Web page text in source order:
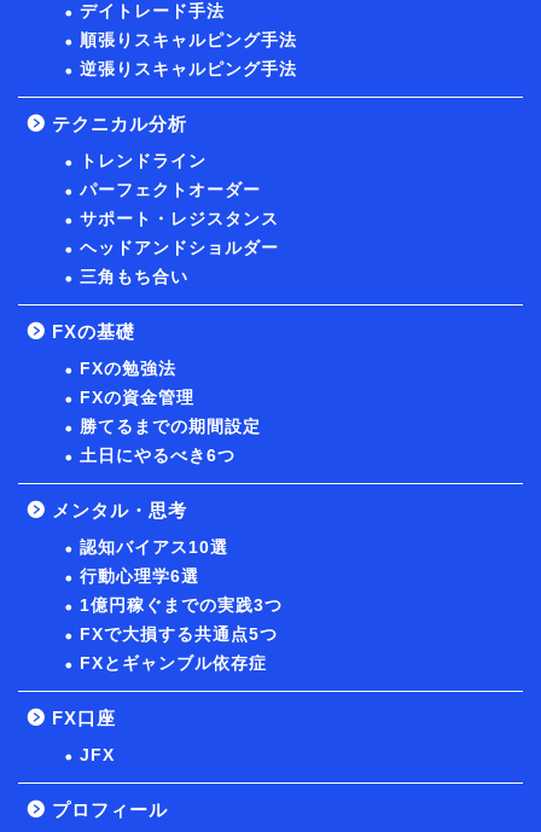
デイトレード手法
順張りスキャルピング手法
逆張りスキャルピング手法
テクニカル分析
トレンドライン
パーフェクトオーダー
サポート・レジスタンス
ヘッドアンドショルダー
三角もち合い
FXの基礎
FXの勉強法
FXの資金管理
勝てるまでの期間設定
土日にやるべき6つ
メンタル・思考
認知バイアス10選
行動心理学6選
1億円稼ぐまでの実践3つ
FXで大損する共通点5つ
FXとギャンブル依存症
FX口座
JFX
プロフィール